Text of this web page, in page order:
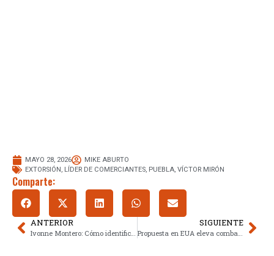
MAYO 28, 2026
MIKE ABURTO
EXTORSIÓN , LÍDER DE COMERCIANTES, PUEBLA, VÍCTOR MIRÓN
Comparte:
ANTERIOR
Ivonne Montero: Cómo identificó la violencia de Pascacio López
SIGUIENTE
Propuesta en EUA eleva combate al huachicol para descapitalizar cárteles